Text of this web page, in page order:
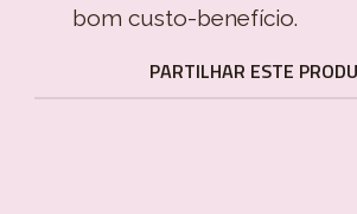
bom custo-benefício.
PARTILHAR ESTE